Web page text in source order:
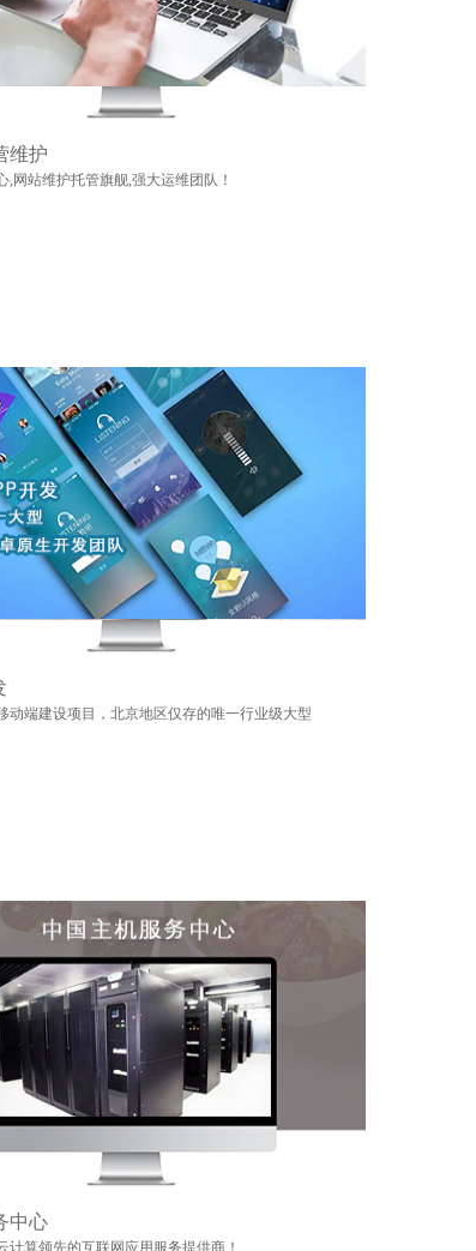
维护
,网站维护托管旗舰,强大运维团队！
动端建设项目，北京地区仅存的唯一行业级大型
中心
计算领先的互联网应用服务提供商！